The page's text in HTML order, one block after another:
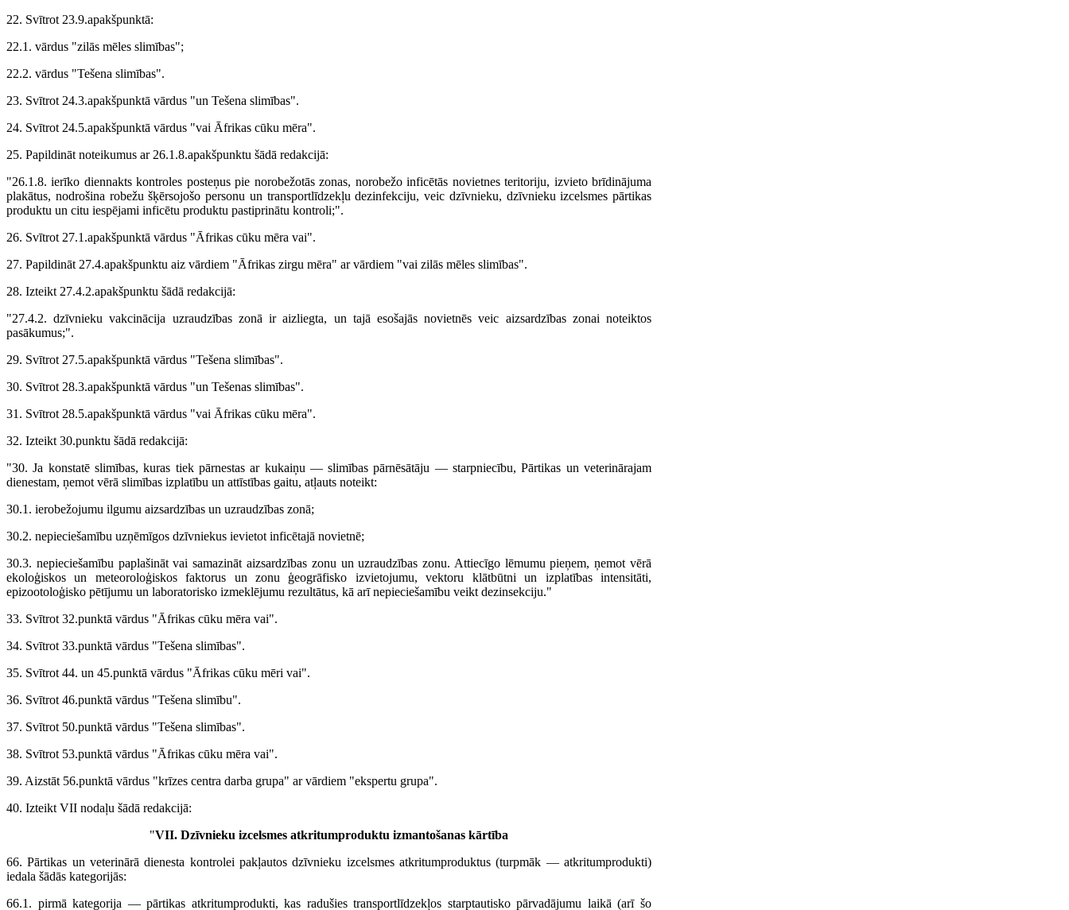
22. Svītrot 23.9.apakšpunktā:
22.1. vārdus "zilās mēles slimības";
22.2. vārdus "Tešena slimības".
23. Svītrot 24.3.apakšpunktā vārdus "un Tešena slimības".
24. Svītrot 24.5.apakšpunktā vārdus "vai Āfrikas cūku mēra".
25. Papildināt noteikumus ar 26.1.8.apakšpunktu šādā redakcijā:
"26.1.8. ierīko diennakts kontroles posteņus pie norobežotās zonas, norobežo inficētās novietnes teritoriju, izvieto brīdinājuma
plakātus, nodrošina robežu šķērsojošo personu un transportlīdzekļu dezinfekciju, veic dzīvnieku, dzīvnieku izcelsmes pārtikas
produktu un citu iespējami inficētu produktu pastiprinātu kontroli;".
26. Svītrot 27.1.apakšpunktā vārdus "Āfrikas cūku mēra vai".
27. Papildināt 27.4.apakšpunktu aiz vārdiem "Āfrikas zirgu mēra" ar vārdiem "vai zilās mēles slimības".
28. Izteikt 27.4.2.apakšpunktu šādā redakcijā:
"27.4.2. dzīvnieku vakcinācija uzraudzības zonā ir aizliegta, un tajā esošajās novietnēs veic aizsardzības zonai noteiktos
pasākumus;".
29. Svītrot 27.5.apakšpunktā vārdus "Tešena slimības".
30. Svītrot 28.3.apakšpunktā vārdus "un Tešenas slimības".
31. Svītrot 28.5.apakšpunktā vārdus "vai Āfrikas cūku mēra".
32. Izteikt 30.punktu šādā redakcijā:
"30. Ja konstatē slimības, kuras tiek pārnestas ar kukaiņu — slimības pārnēsātāju — starpniecību, Pārtikas un veterinārajam
dienestam, ņemot vērā slimības izplatību un attīstības gaitu, atļauts noteikt:
30.1. ierobežojumu ilgumu aizsardzības un uzraudzības zonā;
30.2. nepieciešamību uzņēmīgos dzīvniekus ievietot inficētajā novietnē;
30.3. nepieciešamību paplašināt vai samazināt aizsardzības zonu un uzraudzības zonu. Attiecīgo lēmumu pieņem, ņemot vērā
ekoloģiskos un meteoroloģiskos faktorus un zonu ģeogrāfisko izvietojumu, vektoru klātbūtni un izplatības intensitāti,
epizootoloģisko pētījumu un laboratorisko izmeklējumu rezultātus, kā arī nepieciešamību veikt dezinsekciju."
33. Svītrot 32.punktā vārdus "Āfrikas cūku mēra vai".
34. Svītrot 33.punktā vārdus "Tešena slimības".
35. Svītrot 44. un 45.punktā vārdus "Āfrikas cūku mēri vai".
36. Svītrot 46.punktā vārdus "Tešena slimību".
37. Svītrot 50.punktā vārdus "Tešena slimības".
38. Svītrot 53.punktā vārdus "Āfrikas cūku mēra vai".
39. Aizstāt 56.punktā vārdus "krīzes centra darba grupa" ar vārdiem "ekspertu grupa".
40. Izteikt VII nodaļu šādā redakcijā:
"VII. Dzīvnieku izcelsmes atkritumproduktu izmantošanas kārtība
66. Pārtikas un veterinārā dienesta kontrolei pakļautos dzīvnieku izcelsmes atkritumproduktus (turpmāk — atkritumprodukti)
iedala šādās kategorijās:
66.1. pirmā kategorija — pārtikas atkritumprodukti, kas radušies transportlīdzekļos starptautisko pārvadājumu laikā (arī šo